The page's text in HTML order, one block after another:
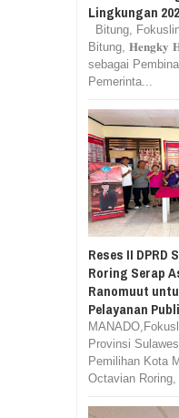
Lingkungan
Bitung,
Bitung, 𝐇𝐞𝐧𝐠𝐤𝐲
sebagai
Pemerinta...
Reses II DPRD
Roring Serap
Ranomuut
Pelayanan
Provinsi
Pemilihan Kota
Octavian